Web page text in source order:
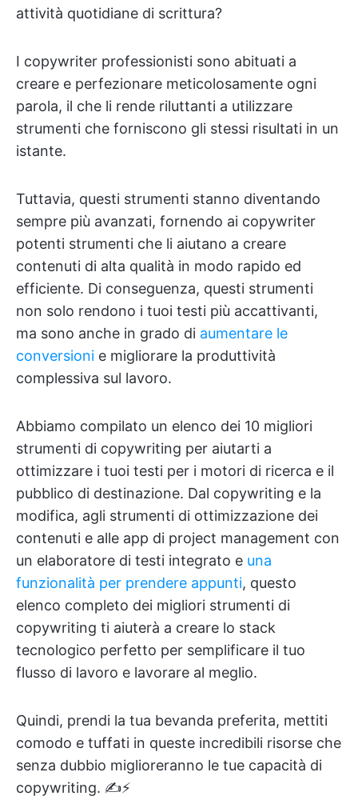
attività quotidiane di scrittura?
I copywriter professionisti sono abituati a
creare e perfezionare meticolosamente ogni
parola, il che li rende riluttanti a utilizzare
strumenti che forniscono gli stessi risultati in un
istante.
Tuttavia, questi strumenti stanno diventando
sempre più avanzati, fornendo ai copywriter
potenti strumenti che li aiutano a creare
contenuti di alta qualità in modo rapido ed
efficiente. Di conseguenza, questi strumenti
non solo rendono i tuoi testi più accattivanti,
ma sono anche in grado di aumentare le
conversioni e migliorare la produttività
complessiva sul lavoro.
Abbiamo compilato un elenco dei 10 migliori
strumenti di copywriting per aiutarti a
ottimizzare i tuoi testi per i motori di ricerca e il
pubblico di destinazione. Dal copywriting e la
modifica, agli strumenti di ottimizzazione dei
contenuti e alle app di project management con
un elaboratore di testi integrato e una
funzionalità per prendere appunti, questo
elenco completo dei migliori strumenti di
copywriting ti aiuterà a creare lo stack
tecnologico perfetto per semplificare il tuo
flusso di lavoro e lavorare al meglio.
Quindi, prendi la tua bevanda preferita, mettiti
comodo e tuffati in queste incredibili risorse che
senza dubbio miglioreranno le tue capacità di
copywriting. ✍️⚡️